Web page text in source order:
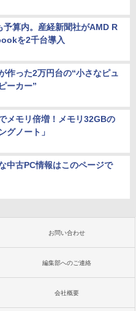
予算内。産経新聞社がAMD R
を2千台導入
作った2万円台の“小さなピュ
ーカー”
メモリ倍増！メモリ32GBの
グノート」
中古PC情報はこのページで
お問い合わせ
編集部へのご連絡
会社概要